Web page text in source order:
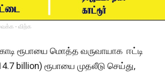
- விற்க
ரூபாயை மொத்த வருவாயாக ஈட்டி
billion) ரூபாயை முதலீடு செய்து,